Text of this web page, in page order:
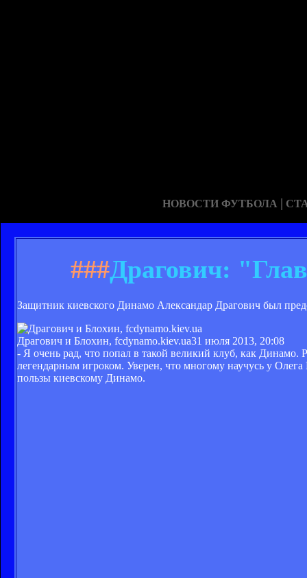
НОВОСТИ ФУТБОЛА |
###Драгович:
Защитник киевского Динамо Александар Драгович был
Драгович и Блохин, fcdynamo.kiev.ua31 июля 2013, 20:08
- Я очень рад, что попал в такой великий клуб, как Динамо.
легендарным игроком. Уверен, что многому научусь у
пользы киевскому Динамо.